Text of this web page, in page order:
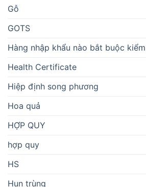
Gỗ
GOTS
Hàng nhập khẩu nào bắt buộc
Health Certificate
Hiệp định song phương
Hoa quả
HỢP QUY
hợp quy
HS
Hun trùng